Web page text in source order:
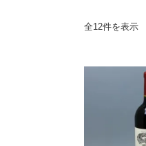
全12件を表示